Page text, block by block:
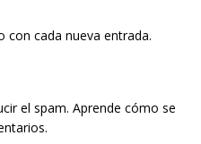
con cada nueva entrada.
el spam. Aprende cómo se